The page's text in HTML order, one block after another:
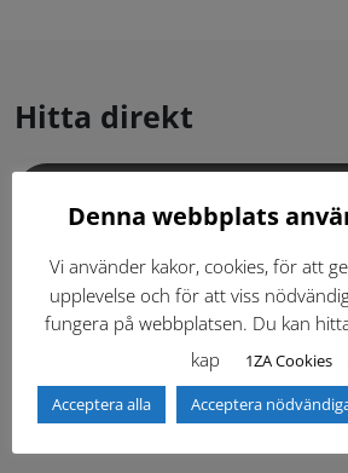
Hitta direkt
Dokumentbibliotek
Tidigare versioner
Denna webbplats
Vi använder kakor, cookies, för att
upplevelse och för att viss
fungera på webbplatsen. Du kan
kap
1ZA Cookies
Acceptera alla Acceptera